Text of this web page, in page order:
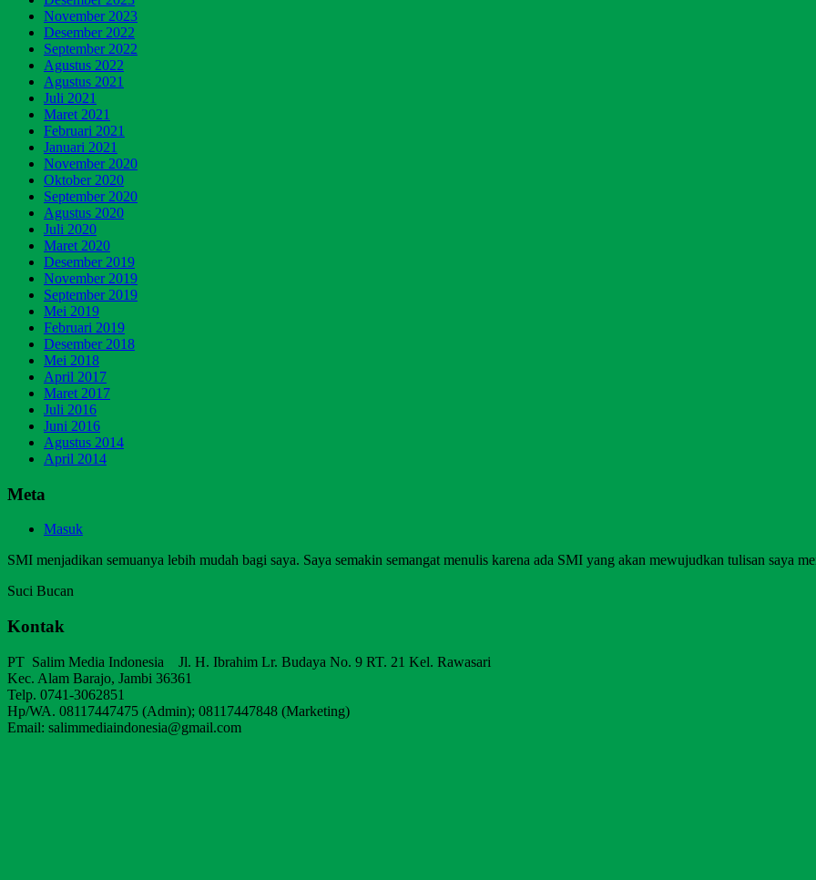
November 2023
Desember 2022
September 2022
Agustus 2022
Agustus 2021
Juli 2021
Maret 2021
Februari 2021
Januari 2021
November 2020
Oktober 2020
September 2020
Agustus 2020
Juli 2020
Maret 2020
Desember 2019
November 2019
September 2019
Mei 2019
Februari 2019
Desember 2018
Mei 2018
April 2017
Maret 2017
Juli 2016
Juni 2016
Agustus 2014
April 2014
Meta
Masuk
SMI menjadikan semuanya lebih mudah bagi saya. Saya semakin semangat menulis karena ada SMI yang akan mewujudkan tulisan saya
Suci Bucan
Kontak
PT Salim Media Indonesia Jl. H. Ibrahim Lr. Budaya No. 9 RT. 21 Kel. Rawasari
Kec. Alam Barajo, Jambi 36361
Telp. 0741-3062851
Hp/WA. 08117447475 (Admin); 08117447848 (Marketing)
Email: salimmediaindonesia@gmail.com